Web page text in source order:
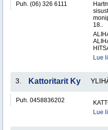
Puh. (06) 326 6111
18..
Lue
3. Kattoritarit Ky
Puh. 0458836202
Lue